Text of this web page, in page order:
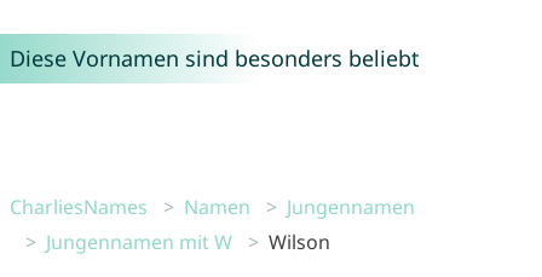
Diese Vornamen sind besonders beliebt
CharliesNames Namen
Jungennamen
Jungennamen mit W
Wilson